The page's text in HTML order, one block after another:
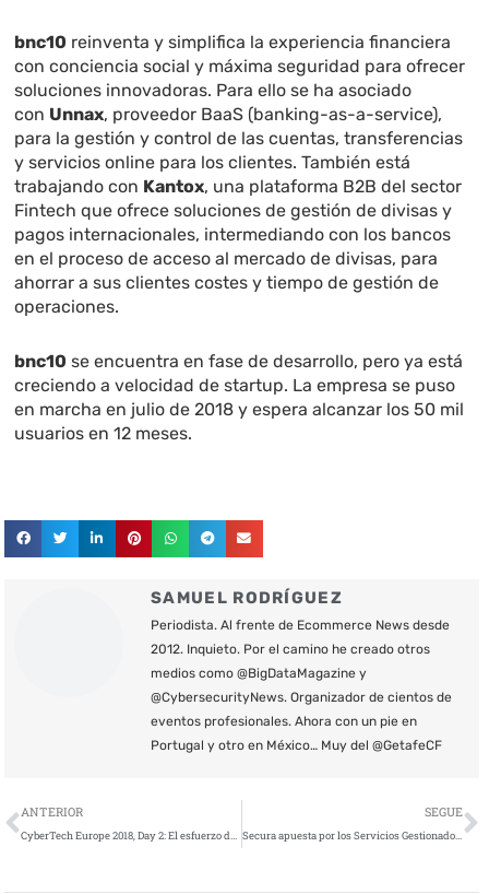
bnc10 reinventa y simplifica la experiencia financiera
con conciencia social y máxima seguridad para ofrecer
soluciones innovadoras. Para ello se ha asociado
con Unnax, proveedor BaaS (banking-as-a-service),
para la gestión y control de las cuentas, transferencias
y servicios online para los clientes. También está
trabajando con Kantox, una plataforma B2B del sector
Fintech que ofrece soluciones de gestión de divisas y
pagos internacionales, intermediando con los bancos
en el proceso de acceso al mercado de divisas, para
ahorrar a sus clientes costes y tiempo de gestión de
operaciones.
bnc10 se encuentra en fase de desarrollo, pero ya está
creciendo a velocidad de startup. La empresa se puso
en marcha en julio de 2018 y espera alcanzar los 50 mil
usuarios en 12 meses.
SAMUEL RODRÍGUEZ
Periodista. Al frente de Ecommerce News desde
2012. Inquieto. Por el camino he creado otros
medios como @BigDataMagazine y
@CybersecurityNews. Organizador de cientos de
eventos profesionales. Ahora con un pie en
Portugal y otro en México… Muy del @GetafeCF
Ant
ANTERIOR
CyberTech Europe 2018, Day 2: El esfuerzo de Europa por ser un referente en ciberseguridad
SEGUE
Secura apuesta por los Servicios Gestionados y pone foco en su SOC